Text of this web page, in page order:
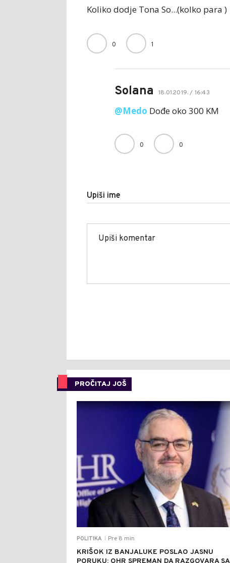
Koliko dodje Tona So...(kolko para )
0 1
Solana 18.01.2019. / 16:43
@Medo Dođe oko 300 KM
0 0
Upiši ime
PROČITAJ JOŠ
POLITIKA Pre 8 min
KRIŠOK IZ BANJALUKE POSLAO JASNU